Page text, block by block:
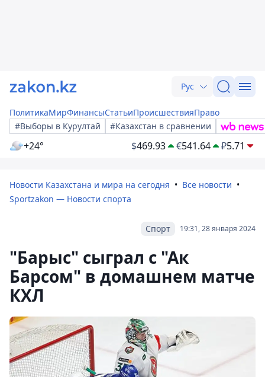
Рус
ПолитикаМирФинансыСтатьиПроисшествияПраво
#Выборы в Курултай
#Казахстан в сравнении
+24° $469.93 €541.64 ₽5.71
Новости Казахстана и мира на сегодня
Все новости
Sportzakon — Новости спорта
19:31, 28 января 2024
Спорт
"Барыс" сыграл с "Ак
Барсом" в домашнем матче
КХЛ